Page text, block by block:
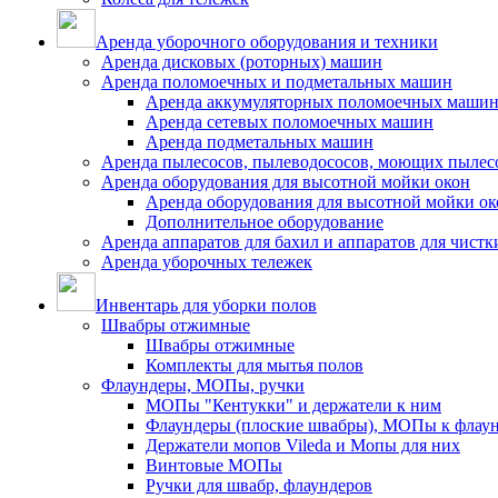
Аренда уборочного оборудования и техники
Аренда дисковых (роторных) машин
Аренда поломоечных и подметальных машин
Аренда аккумуляторных поломоечных машин
Аренда сетевых поломоечных машин
Аренда подметальных машин
Аренда пылесосов, пылеводососов, моющих
Аренда оборудования для высотной мойки окон
Аренда оборудования для высотной мойки
Дополнительное оборудование
Аренда аппаратов для бахил и аппаратов для
Аренда уборочных тележек
Инвентарь для уборки полов
Швабры отжимные
Швабры отжимные
Комплекты для мытья полов
Флаундеры, МОПы, ручки
МОПы "Кентукки" и держатели к ним
Флаундеры (плоские швабры), МОПы к
Держатели мопов Vileda и Мопы для них
Винтовые МОПы
Ручки для швабр, флаундеров